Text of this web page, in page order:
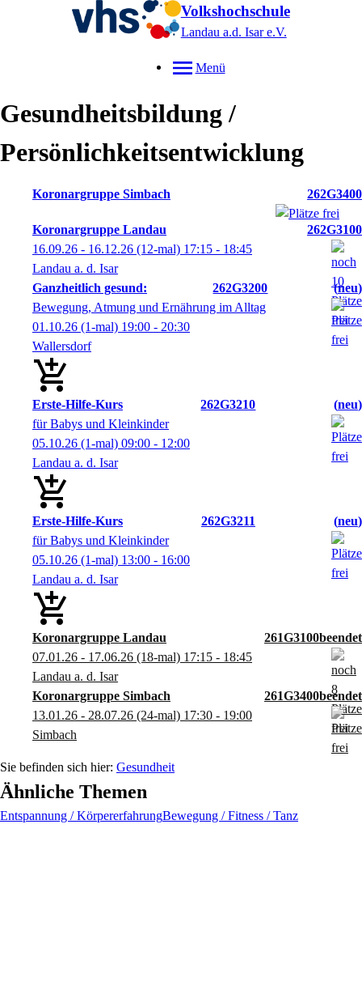
Volkshochschule
Landau a.d. Isare.V.
Menü
Gesundheitsbildung /
Persönlichkeitsentwicklung
Koronargruppe Simbach 262G3400
Koronargruppe Landau
261G3100
07.01.26 - 17.06.26 (18-mal) 17:15 - 18:45
Landau a. d. Isar
Koronargruppe Simbach
261G3400
13.01.26 - 28.07.26 (24-mal) 17:30 - 19:00
Simbach
Koronargruppe Landau
262G3100
16.09.26 - 16.12.26 (12-mal) 17:15 - 18:45
Landau a. d. Isar
Ganzheitlich gesund:
262G3200
neu
Bewegung, Atmung und Ernährung im Alltag
01.10.26 (1-mal) 19:00 - 20:30
Wallersdorf
Erste-Hilfe-Kurs 262G3210
neu
für Babys und Kleinkinder
05.10.26 (1-mal) 09:00 - 12:00
Landau a. d. Isar
Erste-Hilfe-Kurs 262G3211
neu
für Babys und Kleinkinder
05.10.26 (1-mal) 13:00 - 16:00
Landau a. d. Isar
Gesundheit
Ähnliche Themen
Entspannung / KörpererfahrungBewegung / Fitness / Tanz